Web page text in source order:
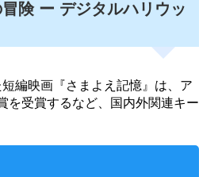
険 ー デジタルハリウッ
編映画『さまよえ記憶』は、ア
を受賞するなど、国内外関連キー